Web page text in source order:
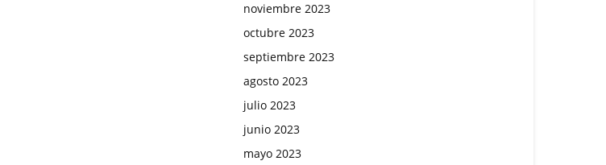
noviembre 2023
octubre 2023
septiembre 2023
agosto 2023
julio 2023
junio 2023
mayo 2023